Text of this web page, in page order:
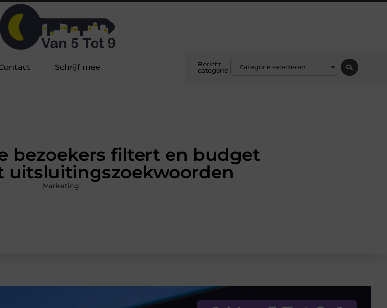
Schrijf mee
Bericht
categorie
bezoekers filtert en budget
uitsluitingszoekwoorden
Marketing